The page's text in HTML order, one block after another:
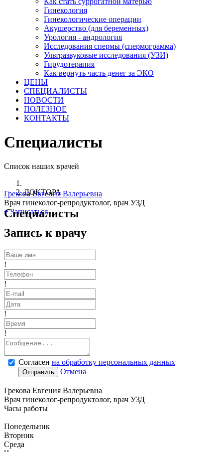
Гинекология
Гинекологические операции
Акушерство (для беременных)
Урология - андрология
Исследования спермы (спермограмма)
Ультразвуковые исследования (УЗИ)
Гирудотерапия
Как вернуть часть денег за ЭКО
ЦЕНЫ
СПЕЦИАЛИСТЫ
НОВОСТИ
ПОЛЕЗНОЕ
КОНТАКТЫ
Специалисты
Список наших врачей
ДОКТОРА
Специалисты
Грекова Евгения Валерьевна
Врач гинеколог-репродуктолог, врач УЗД
+Записаться
Запись к врачу
!
!
!
!
Согласен на обработку персональных данных
Отправить Отмена
Грекова Евгения Валерьевна
Врач гинеколог-репродуктолог, врач УЗД
Часы работы
Понедельник
Вторник
Среда